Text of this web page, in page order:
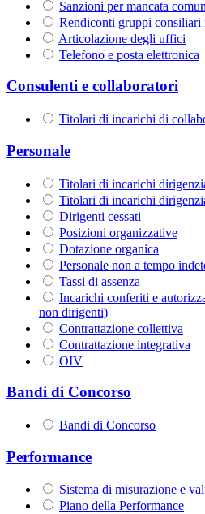
Sanzioni per mancata
Rendiconti gruppi
Articolazione degli uffici
Telefono e posta elettronica
Consulenti e collaboratori
Titolari di incarichi di
Personale
Titolari di incarichi
Titolari di incarichi
Dirigenti cessati
Posizioni organizzative
Dotazione organica
Personale non a tempo
Tassi di assenza
Incarichi conferiti e
non dirigenti)
Contrattazione collettiva
Contrattazione integrativa
OIV
Bandi di Concorso
Bandi di Concorso
Performance
Sistema di misurazione e
Piano della Performance